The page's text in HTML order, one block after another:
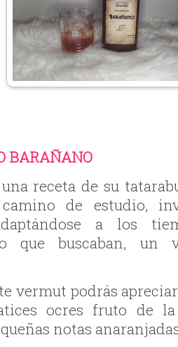
BARAÑANO
receta de su
de estudio,
a los
que buscaban, un
vermut podrás
ocres fruto de
notas